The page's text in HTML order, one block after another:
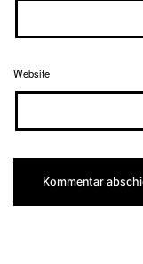
Website